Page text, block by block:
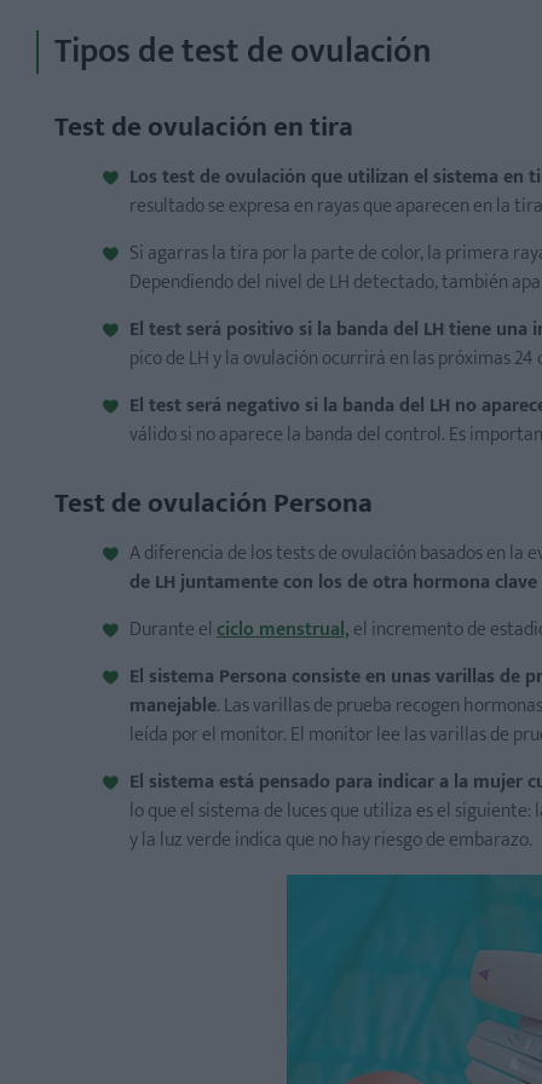
Tipos de test de ovulación
Test de ovulación en tira
Los test de ovulación que utilizan el sistema en
resultado se expresa en rayas que aparecen en la
Si agarras la tira por la parte de color, la primera
Dependiendo del nivel de LH detectado, también
El test será positivo si la banda del LH tiene
pico de LH y la ovulación ocurrirá en las próximas 24
El test será negativo si la banda del LH no
válido si no aparece la banda del control. Es
Test de ovulación Persona
A diferencia de los tests de ovulación basados en la
de LH juntamente con los de otra hormona
Durante elciclo menstrual,el incremento de
El sistema Persona consiste en unas varillas de
manejable. Las varillas de prueba recogen
leída por el monitor. El monitor lee las varillas de
El sistema está pensado para indicar a la mujer
lo que el sistema de luces que utiliza es el
y la luz verde indica que no hay riesgo de embarazo.